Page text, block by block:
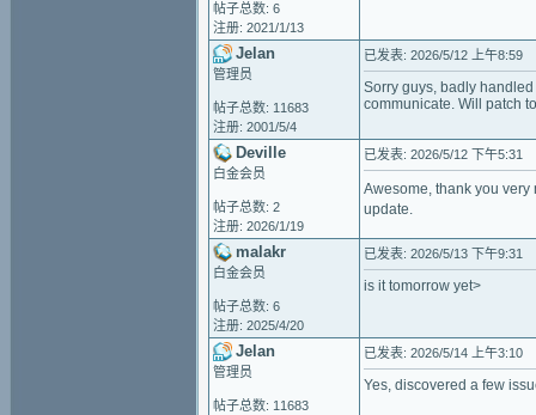
帖子总数: 6
注册: 2021/1/13
Jelan
管理员
帖子总数: 11683
注册: 2001/5/4
已发表: 2026/5/12 上午8:59
Sorry guys, badly
communicate. Will patch
Deville
白金会员
帖子总数: 2
注册: 2026/1/19
已发表: 2026/5/12 下午5:31
Awesome, thank you
update.
malakr
白金会员
帖子总数: 6
注册: 2025/4/20
已发表: 2026/5/13 下午9:31
is it tomorrow yet>
Jelan
管理员
帖子总数: 11683
已发表: 2026/5/14 上午3:10
Yes, discovered a few